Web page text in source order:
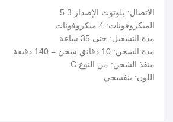
الاتصال: بلوتوث الإصدار 5.3
الميكروفونات: 4 ميكروفونات
مدة التشغيل: حتى 35 ساعة
مدة الشحن: 10 دقائق شحن = 140 دقيقة
منفذ الشحن: من النوع C
اللون: بنفسجي